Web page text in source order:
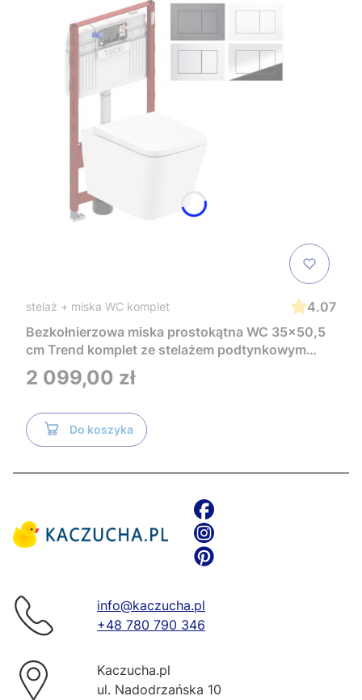
stelaż + miska WC komplet
4.07
Bezkołnierzowa miska prostokątna WC 35x50,5
cm Trend komplet ze stelażem podtynkowym
Tece i czarnym przyciskiem TeceNow
TR2216+Tece
Cena
2 099,00 zł
Do koszyka
info@kaczucha.pl
+48 780 790 346
Kaczucha.pl
ul. Nadodrzańska 10